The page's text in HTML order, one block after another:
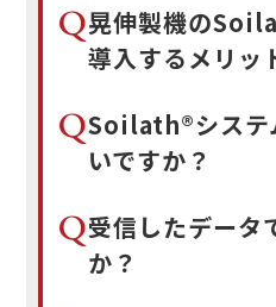
Q晃伸製機の
導入するメリッ
QSoilath®システ
いですか？
Q受信したデータ
か？